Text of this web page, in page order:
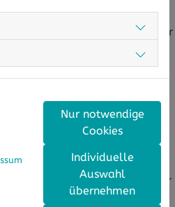
ist diese Art von Licht
etwa eine halbe Stunde vor der
Start in den Tag, Diese
von 10.000 Lux hellen die
auf.
halten auch im
wenn es an Sonnenlicht
wird normalerweise im Körper
Sonne abbekommt.
Nur notwendige
Cookies
Individuelle
Auswahl
übernehmen